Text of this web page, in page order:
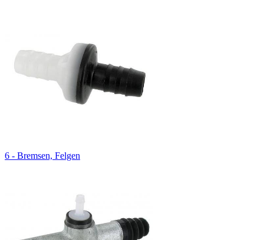
6 - Bremsen, Felgen